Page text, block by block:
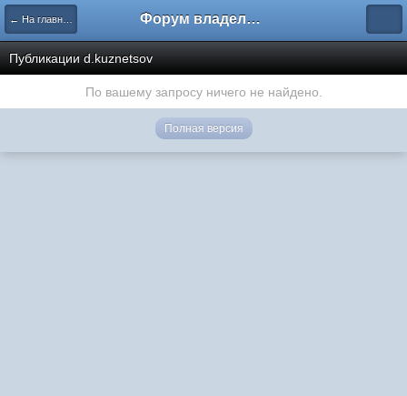
← На главную Форум владельцев интернет-магазинов
Публикации d.kuznetsov
По вашему запросу ничего не найдено.
Полная версия